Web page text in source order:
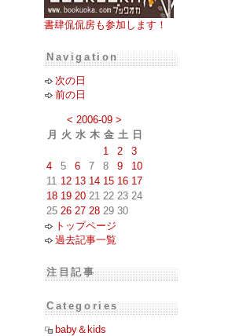
書肆侃侃房も参加します！
Navigation
次の日
前の日
< 2006-09 >
月
火 水 木 金 土 日
1
2
3
4
5 6 7 8 9
10
11 12 13 14 15 16 17
18 19 20 21 22 23 24
25 26 27 28 29 30
トップページ
過去記事一覧
注目記事
Categories
baby＆kids